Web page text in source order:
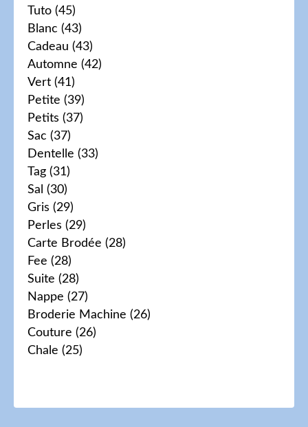
Tuto (45)
Blanc (43)
Cadeau (43)
Automne (42)
Vert (41)
Petite (39)
Petits (37)
Sac (37)
Dentelle (33)
Tag (31)
Sal (30)
Gris (29)
Perles (29)
Carte Brodée (28)
Fee (28)
Suite (28)
Nappe (27)
Broderie Machine (26)
Couture (26)
Chale (25)